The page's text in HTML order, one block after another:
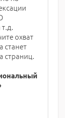
охват
станет
страниц.